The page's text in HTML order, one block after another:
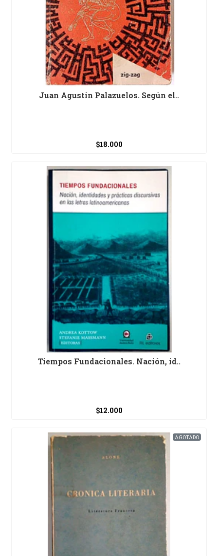
Juan Agustín Palazuelos. Según el..
$18.000
Tiempos Fundacionales. Nación, id..
$12.000
AGOTADO